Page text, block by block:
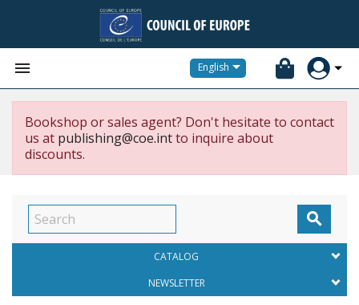
 English
Bookshop or sales agent? Don't hesitate to contact
us at publishing@coe.intto inquire about
discounts.

CATALOG
NEWSLETTER